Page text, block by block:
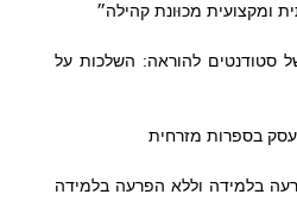
ומקצועית מכוּונת קהילה״
סטודנטים להוראה: השלכות על
בספרות מזרחית
בלמידה וללא הפרעה בלמידה